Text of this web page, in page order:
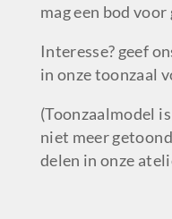
mag een bod
Interesse? geef
in onze toonzaal
(Toonzaalmodel
niet meer
delen in onze